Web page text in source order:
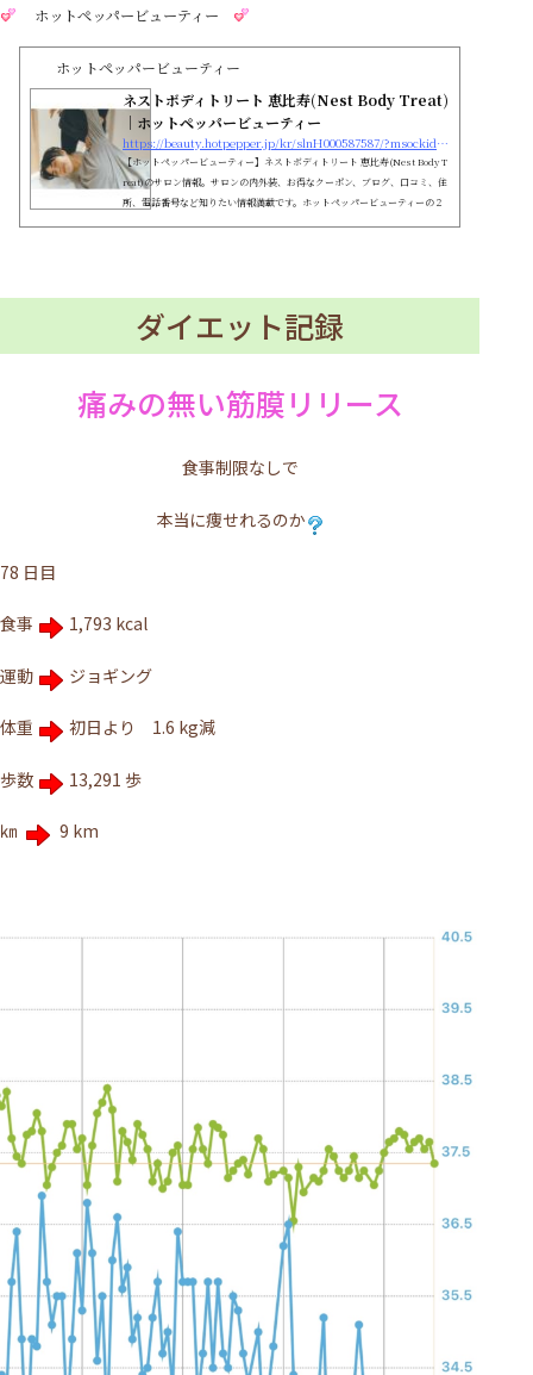
ホットペッパービューティー
ホットペッパービューティー
ネストボディトリート 恵比寿(Nest Body Treat)
｜ホットペッパービューティー
https://beauty.hotpepper.jp/kr/slnH000587587/?msockid=0af1893400d06e02385e9c7e01d56f3d
【ホットペッパービューティー】ネストボディトリート 恵比寿(Nest Body T
reat)のサロン情報。サロンの内外装、お得なクーポン、ブログ、口コミ、住
所、電話番号など知りたい情報満載です。ホットペッパービューティーの２
ダイエット記録
痛みの無い筋膜リリース
食事制限なしで
本当に痩せれるのか
78 日目
食事 1,793 kcal
運動 ジョギング
体重 初日より 1.6 kg減
歩数 13,291 歩
㎞ 9 km